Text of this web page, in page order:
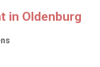
in Oldenburg